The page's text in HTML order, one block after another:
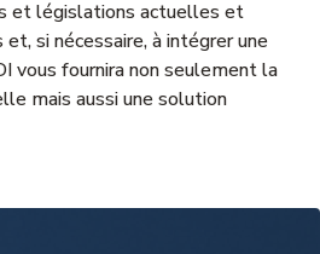
et législations actuelles et
si nécessaire, à intégrer une
vous fournira non seulement la
mais aussi une solution